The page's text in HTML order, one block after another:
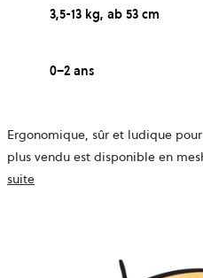
3,5-13 kg, ab 53 cm
0–2 ans
Ergonomique, sûr et ludique
plus vendu est disponible en
suite